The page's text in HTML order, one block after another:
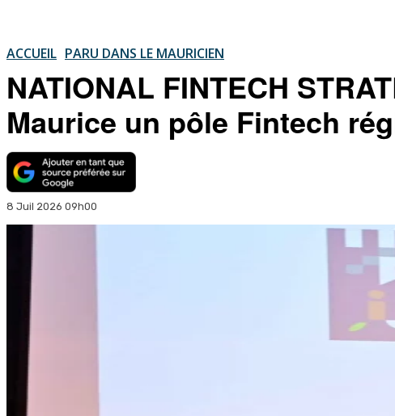
ACCUEIL PARU DANS LE MAURICIEN
NATIONAL FINTECH
Maurice un pôle Fintech
8 Juil 2026 09h00